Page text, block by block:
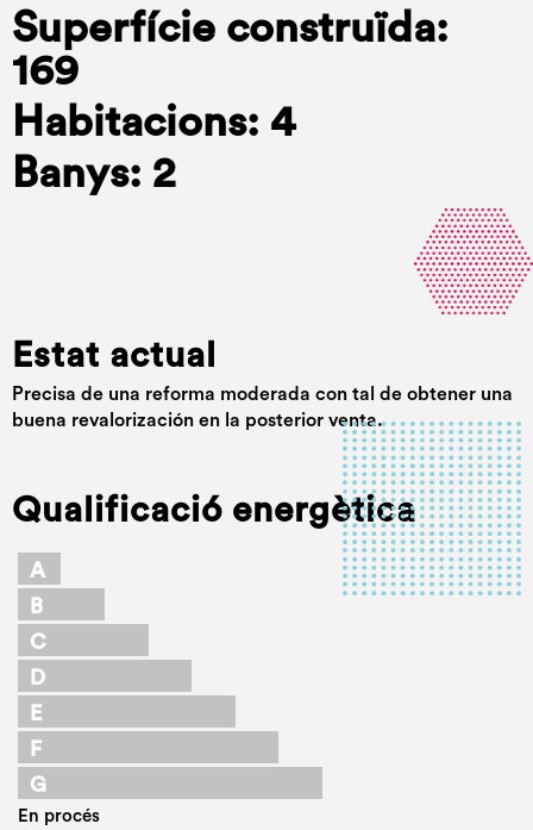
Superfície construïda:
169
Habitacions: 4
Banys: 2
Estat actual
Precisa de una reforma moderada con tal de obtener una
buena revalorización en la posterior venta.
Qualificació energètica
A
B
C
D
E
F
G
En procés